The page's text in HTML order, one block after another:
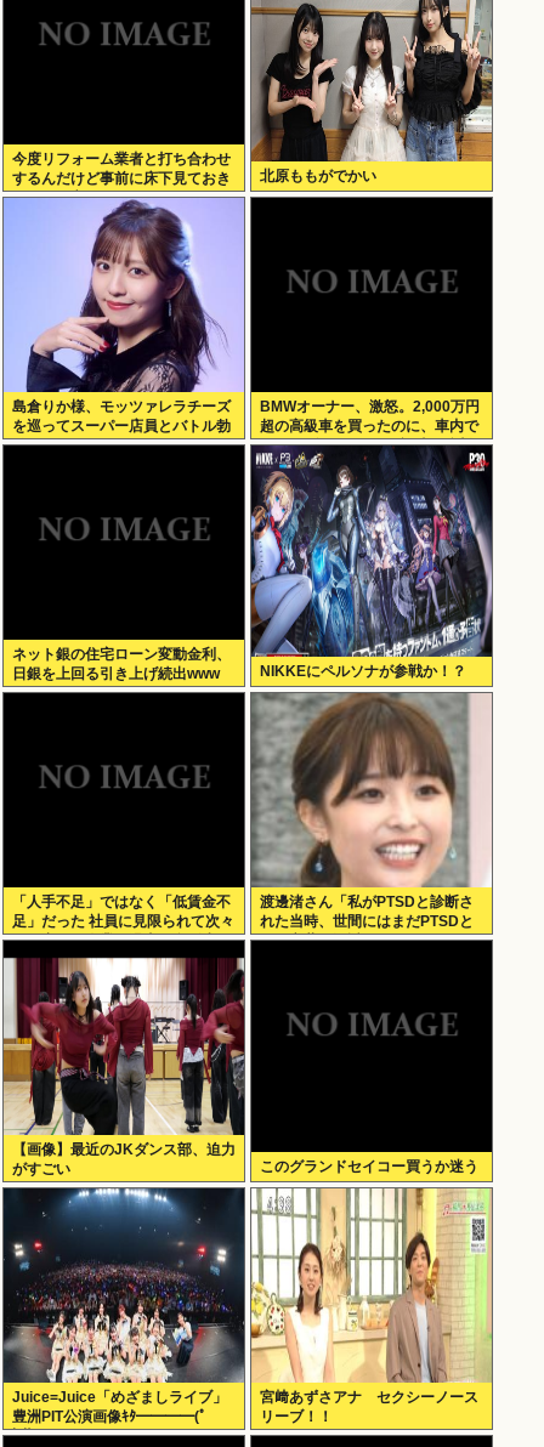
今度リフォーム業者と打ち合わせ
するんだけど事前に床下見ておき
たいって言われたんだけどそうい
北原ももがでかい
島倉りか様、モッツァレラチーズ
を巡ってスーパー店員とバトル勃
発ｗｗｗ
BMWオーナー、激怒。2,000万円
超の高級車を買ったのに、車内で
スパイダーマンCMの視聴を強制
されてしまう。
ネット銀の住宅ローン変動金利、
日銀を上回る引き上げ続出www
NIKKEにペルソナが参戦か！？
「人手不足」ではなく「低賃金不
足」だった 社員に見限られて次々
と倒産する企業が過去最多 給与ア
ップが大嘘の現実
渡邊渚さん「私がPTSDと診断さ
れた当時、世間にはまだPTSDと
いう言葉は浸透していませんでし
【画像】最近のJKダンス部、迫力
がすごい
このグランドセイコー買うか迷う
Juice=Juice「めざましライブ」
豊洲PIT公演画像ｷﾀ━━━━(ﾟ
∀ﾟ)━━━━!!
宮﨑あずさアナ セクシーノース
リーブ！！